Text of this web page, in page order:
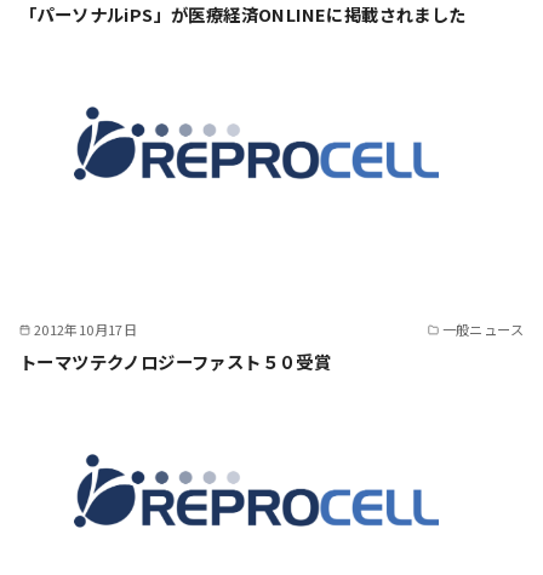
「パーソナルiPS」が医療経済ONLINEに掲載されました
2012年10月17日 一般ニュース
トーマツテクノロジーファスト５０受賞